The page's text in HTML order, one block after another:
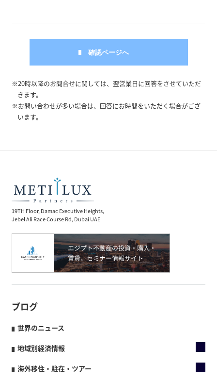
※20時以降のお問合せに関しては、翌営業日に回答をさせていただ
きます。
※お問い合わせが多い場合は、回答にお時間をいただく場合がござ
います。
19TH Floor, Damac Executive Heights,
Jebel Ali Race Course Rd, Dubai UAE
ブログ
世界のニュース
地域別経済情報
海外移住・駐在・ツアー